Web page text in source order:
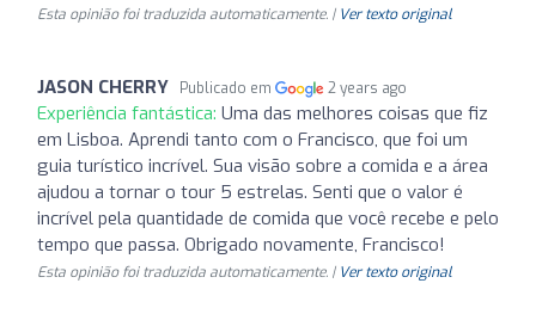
Esta opinião foi traduzida automaticamente. | Ver texto original
JASON CHERRY Publicado em 2 years ago
Experiência fantástica: Uma das melhores coisas que fiz
em Lisboa. Aprendi tanto com o Francisco, que foi um
guia turístico incrível. Sua visão sobre a comida e a área
ajudou a tornar o tour 5 estrelas. Senti que o valor é
incrível pela quantidade de comida que você recebe e pelo
tempo que passa. Obrigado novamente, Francisco!
Esta opinião foi traduzida automaticamente. | Ver texto original